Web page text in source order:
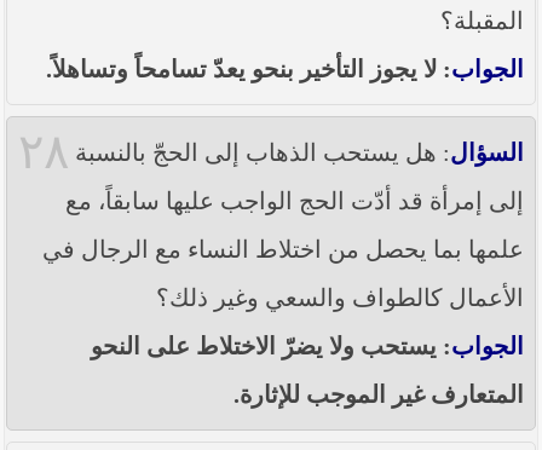
المقبلة؟
الجواب: لا يجوز التأخير بنحو يعدّ تسامحاً وتساهلاً.
٢٨ السؤال: هل يستحب الذهاب إلى الحجّ بالنسبة
إلى إمرأة قد أدّت الحج الواجب عليها سابقاً، مع
علمها بما يحصل من اختلاط النساء مع الرجال في
الأعمال كالطواف والسعي وغير ذلك؟
الجواب: يستحب ولا يضرّ الاختلاط على النحو
المتعارف غير الموجب للإثارة.